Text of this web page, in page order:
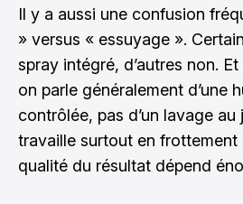
Il y a aussi une confusion
» versus « essuyage ».
spray intégré, d’autres non.
on parle généralement d’une
contrôlée, pas d’un lavage
travaille surtout en
qualité du résultat dépend